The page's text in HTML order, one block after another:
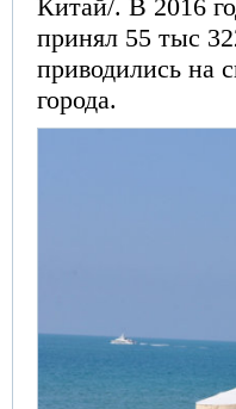
Китай/. В 2016
принял 55 тыс
приводились на
города.